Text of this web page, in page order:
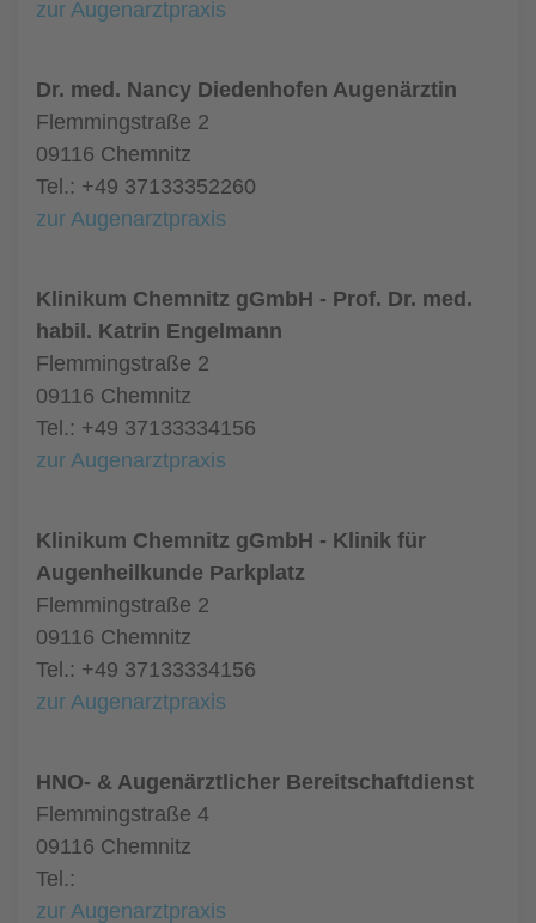
zur Augenarztpraxis
Dr. med. Nancy Diedenhofen Augenärztin
Flemmingstraße 2
09116 Chemnitz
Tel.: +49 37133352260
zur Augenarztpraxis
Klinikum Chemnitz gGmbH - Prof. Dr. med.
habil. Katrin Engelmann
Flemmingstraße 2
09116 Chemnitz
Tel.: +49 37133334156
zur Augenarztpraxis
Klinikum Chemnitz gGmbH - Klinik für
Augenheilkunde Parkplatz
Flemmingstraße 2
09116 Chemnitz
Tel.: +49 37133334156
zur Augenarztpraxis
HNO- & Augenärztlicher Bereitschaftdienst
Flemmingstraße 4
09116 Chemnitz
Tel.:
zur Augenarztpraxis